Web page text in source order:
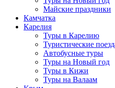
Майские праздники
Камчатка
Карелия
Туры в Карелию
Туристические
Автобусные туры
Туры на Новый год
Туры в Кижи
Туры на Валаам